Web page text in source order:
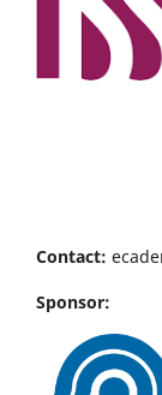
Contact:
Sponsor: